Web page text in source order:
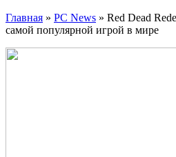
Главная » PC News » Red Dead
самой популярной игрой в мире